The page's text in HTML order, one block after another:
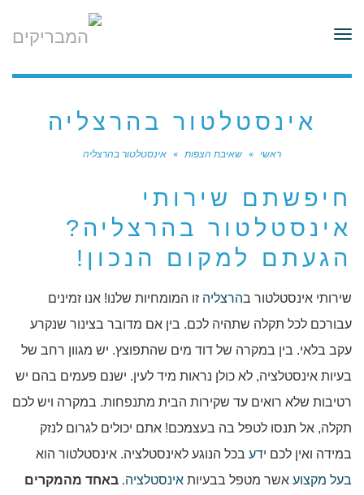
תפריט
אינסטלטור בהרצליה
ראשי » שאיבת הצפות » אינסטלטור בהרצליה
חיפשתם שירותי
אינסטלטור בהרצליה?
הגעתם למקום הנכון!
שירותי אינסטלטור בהרצליה זו המומחיות שלנו! אנו זמינים
עבורכם לכל תקלה שתהיה לכם. בין אם מדובר בצינור שנקרע
עקב בלאי. בין במקרה של דוד מים שהתפוצץ. יש מגוון רחב של
בעיות אינסטלציה, לא כולן נראות מיד לעין. ישנם פעמים בהם יש
רטיבות שלא רואים עד שקירות הבית מתנפחות. במקרה ויש לכם
תקלה, אל תנסו לטפל בה בעצמכם! אתם יכולים לגרום לנזק
במידה ואין לכם ידע בכל הנוגע לאינסטלציה. אינסטלטור הוא
בעל מקצוע אשר מטפל בבעיות אינסטלציה. באחד מהמקרים